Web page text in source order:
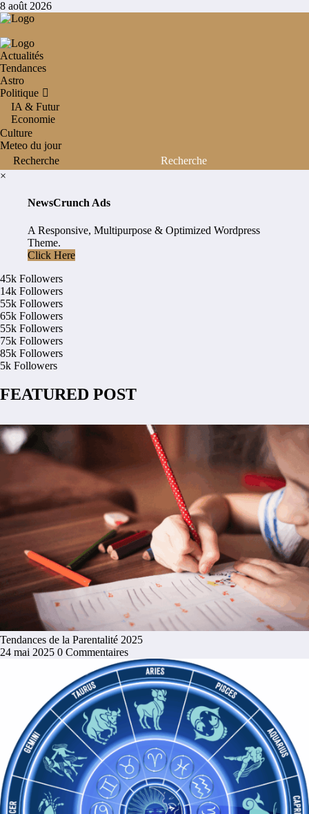
Aller
au
8 août 2026
Actualités
Tendances
Astro
Politique
IA & Futur
Economie
Culture
Meteo du jour
×
NewsCrunch Ads
A Responsive, Multipurpose & Optimized Wordpress
Theme.
Click Here
45k Followers
14k Followers
55k Followers
65k Followers
55k Followers
75k Followers
85k Followers
5k Followers
FEATURED POST
Tendances de la Parentalité 2025
24 mai 2025 0 Commentaires